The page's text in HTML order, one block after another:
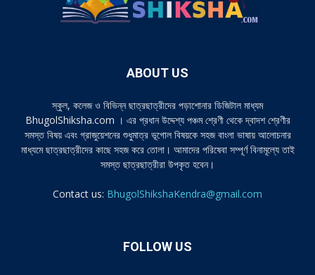
ABOUT US
স্কুল, কলেজ ও বিভিন্ন ছাত্রছাত্রীদের পড়াশোনার ডিজিটাল মাধ্যম
BhugolShiksha.com । এর প্রধান উদ্দেশ্য পঞ্চম শ্রেণী থেকে দ্বাদশ শ্রেণীর
সমস্ত বিষয় এবং গ্রাজুয়েশনের শুধুমাত্র ভূগোল বিষয়কে সহজ বাংলা ভাষায় আলোচনার
মাধ্যমে ছাত্রছাত্রীদের কাছে সহজ করে তোলা। আমাদের পরিষেবা সম্পূর্ণ বিনামূল্যে তাই
সমস্ত ছাত্রছাত্রীরা উপকৃত হবেন।
Contact us: BhugolShikshaKendra@gmail.com
FOLLOW US